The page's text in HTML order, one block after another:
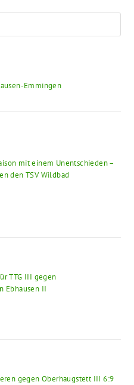
Emmingen
mit einem Unentschieden –
den TSV Wildbad
TTG III gegen
Ebhausen II
gegen Oberhaugstett III 6:9